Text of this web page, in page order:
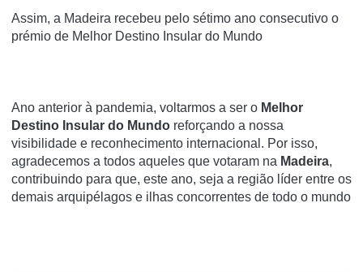
Assim, a Madeira recebeu pelo sétimo ano consecutivo o
prémio de Melhor Destino Insular do Mundo
Ano anterior à pandemia, voltarmos a ser o Melhor
Destino Insular do Mundo reforçando a nossa
visibilidade e reconhecimento internacional. Por isso,
agradecemos a todos aqueles que votaram na Madeira,
contribuindo para que, este ano, seja a região líder entre os
demais arquipélagos e ilhas concorrentes de todo o mundo